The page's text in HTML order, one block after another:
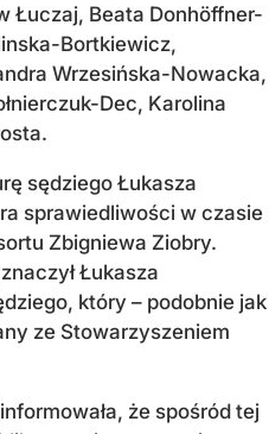
Łuczaj, Beata Donhöffner-
Bortkiewicz,
Wrzesińska-Nowacka,
Dec, Karolina
sędziego Łukasza
sprawiedliwości w czasie
Zbigniewa Ziobry.
Łukasza
który – podobnie jak
ze Stowarzyszeniem
że spośród tej